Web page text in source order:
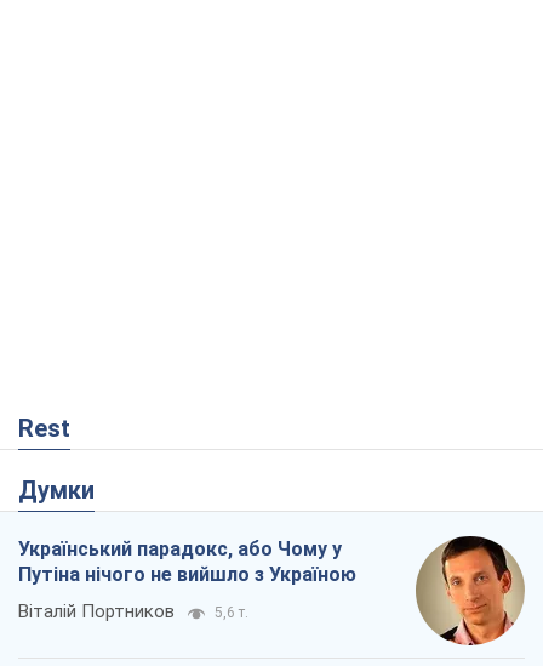
Rest
Думки
Український парадокс, або Чому у
Путіна нічого не вийшло з Україною
Віталій Портников 5,6 т.